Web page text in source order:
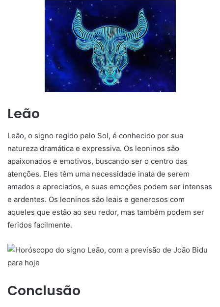
Leão
Leão, o signo regido pelo Sol, é conhecido por sua
natureza dramática e expressiva. Os leoninos são
apaixonados e emotivos, buscando ser o centro das
atenções. Eles têm uma necessidade inata de serem
amados e apreciados, e suas emoções podem ser intensas
e ardentes. Os leoninos são leais e generosos com
aqueles que estão ao seu redor, mas também podem ser
feridos facilmente.
Conclusão